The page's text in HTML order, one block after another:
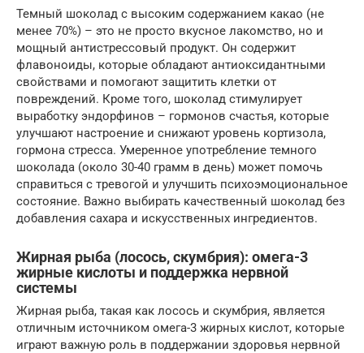
Темный шоколад с высоким содержанием какао (не
менее 70%) – это не просто вкусное лакомство, но и
мощный антистрессовый продукт. Он содержит
флавоноиды, которые обладают антиоксидантными
свойствами и помогают защитить клетки от
повреждений. Кроме того, шоколад стимулирует
выработку эндорфинов – гормонов счастья, которые
улучшают настроение и снижают уровень кортизола,
гормона стресса. Умеренное употребление темного
шоколада (около 30-40 грамм в день) может помочь
справиться с тревогой и улучшить психоэмоциональное
состояние. Важно выбирать качественный шоколад без
добавления сахара и искусственных ингредиентов.
Жирная рыба (лосось, скумбрия): омега-3
жирные кислоты и поддержка нервной
системы
Жирная рыба, такая как лосось и скумбрия, является
отличным источником омега-3 жирных кислот, которые
играют важную роль в поддержании здоровья нервной